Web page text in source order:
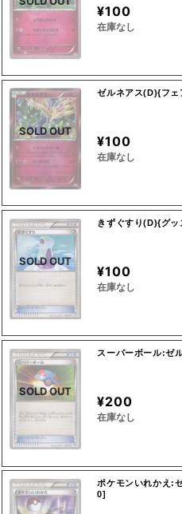
¥100
在庫なし
SOLD OUT
ゼルネアス(D){フ
¥100
在庫なし
SOLD OUT
きずぐすり(D){グ
¥100
在庫なし
SOLD OUT
スーパーボール:ゼ
¥200
在庫なし
ポケモンいれかえ:
0]